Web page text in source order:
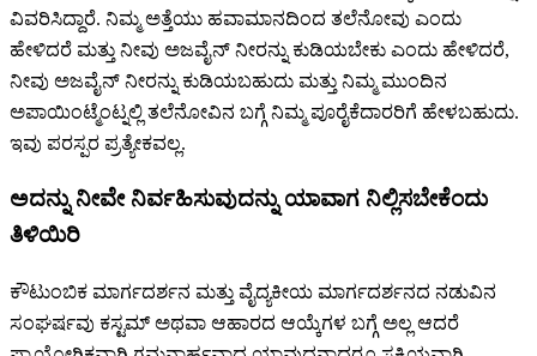
ವಿವರಿಸಿದ್ದಾರೆ. ನಿಮ್ಮ ಅತ್ತೆಯು ಹವಾಮಾನದಿಂದ ತಲೆನೋವು ಎಂದು
ಹೇಳಿದರೆ ಮತ್ತು ನೀವು ಅಜವೈನ್ ನೀರನ್ನು ಕುಡಿಯಬೇಕು ಎಂದು ಹೇಳಿದರೆ,
ನೀವು ಅಜವೈನ್ ನೀರನ್ನು ಕುಡಿಯಬಹುದು ಮತ್ತು ನಿಮ್ಮ ಮುಂದಿನ
ಅಪಾಯಿಂಟ್ಮೆಂಟ್ನಲ್ಲಿ ತಲೆನೋವಿನ ಬಗ್ಗೆ ನಿಮ್ಮ ಪೂರೈಕೆದಾರರಿಗೆ ಹೇಳಬಹುದು.
ಇವು ಪರಸ್ಪರ ಪ್ರತ್ಯೇಕವಲ್ಲ.
ಅದನ್ನು ನೀವೇ ನಿರ್ವಹಿಸುವುದನ್ನು ಯಾವಾಗ ನಿಲ್ಲಿಸಬೇಕೆಂದು
ತಿಳಿಯಿರಿ
ಕೌಟುಂಬಿಕ ಮಾರ್ಗದರ್ಶನ ಮತ್ತು ವೈದ್ಯಕೀಯ ಮಾರ್ಗದರ್ಶನದ ನಡುವಿನ
ಸಂಘರ್ಷವು ಕಸ್ಟಮ್ ಅಥವಾ ಆಹಾರದ ಆಯ್ಕೆಗಳ ಬಗ್ಗೆ ಅಲ್ಲ ಆದರೆ